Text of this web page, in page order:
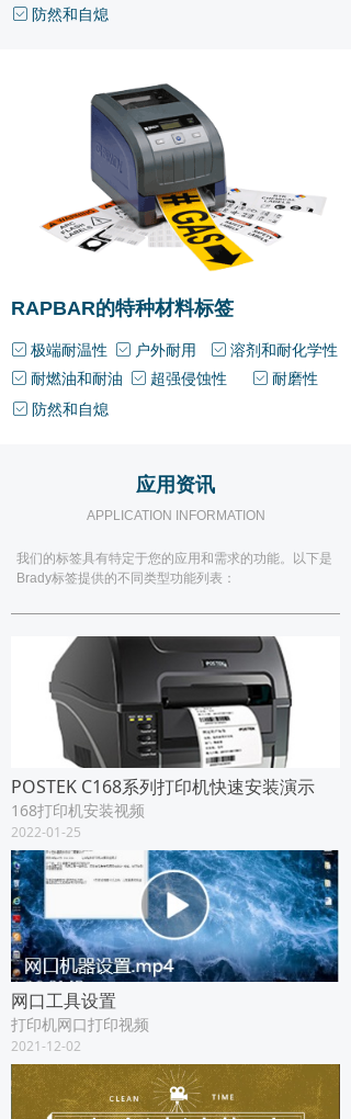
ꁁ 防然和自熄
应用资讯
APPLICATION INFORMATION
我们的标签具有特定于您的应用和需求的功能。以下是
Brady标签提供的不同类型功能列表：
POSTEK C168系列打印机快速安装演示
168打印机安装视频
2022-01-25
网口工具设置
打印机网口打印视频
2021-12-02
ꁁ 极端耐温性 ꁁ 户外耐用 ꁁ 溶剂和耐化学性
ꁁ 耐燃油和耐油 ꁁ 超强侵蚀性 ꁁ 耐磨性
ꁁ 防然和自熄
RAPBAR的特种材料标签